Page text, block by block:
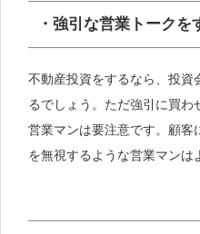
・強引な営業トークを
不動産投資をするなら、投資
るでしょう。ただ強引に買わ
営業マンは要注意です。顧客
を無視するような営業マンは